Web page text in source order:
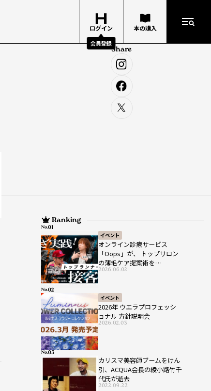
ログイン
会員登録
本の購入
Share
Ranking
イベント
オンライン診療サービス
「Oops」が、 トップサロン
の薄毛ケア提案術を
HAIRCAMPで公開！
2026.06.02
No.
イベント
2026年 ウエラプロフェッシ
ョナル 方針説明会
2026.02.03
No.
カリスマ美容師ブームをけん
引、ACQUA会長の綾小路竹千
代氏が逝去
2022.09.22
No.